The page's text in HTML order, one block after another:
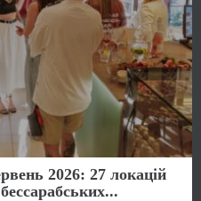
2026: 27 локацій